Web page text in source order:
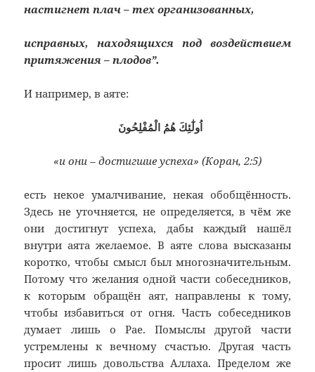
настигнет плач – тех организованных,
исправных, находящихся под воздействием
притяжения – плодов”.
И например, в аяте:
اُولٰٓئِكَ هُمُ الْمُفْلِحُونَ
«и они – достигшие успеха» (Коран, 2:5)
есть некое умалчивание, некая обобщённость.
Здесь не уточняется, не определяется, в чём же
они достигнут успеха, дабы каждый нашёл
внутри аята желаемое. В аяте слова высказаны
коротко, чтобы смысл был многозначительным.
Потому что желания одной части собеседников,
к которым обращён аят, направлены к тому,
чтобы избавиться от огня. Часть собеседников
думает лишь о Рае. Помыслы другой части
устремлены к вечному счастью. Другая часть
просит лишь довольства Аллаха. Пределом же